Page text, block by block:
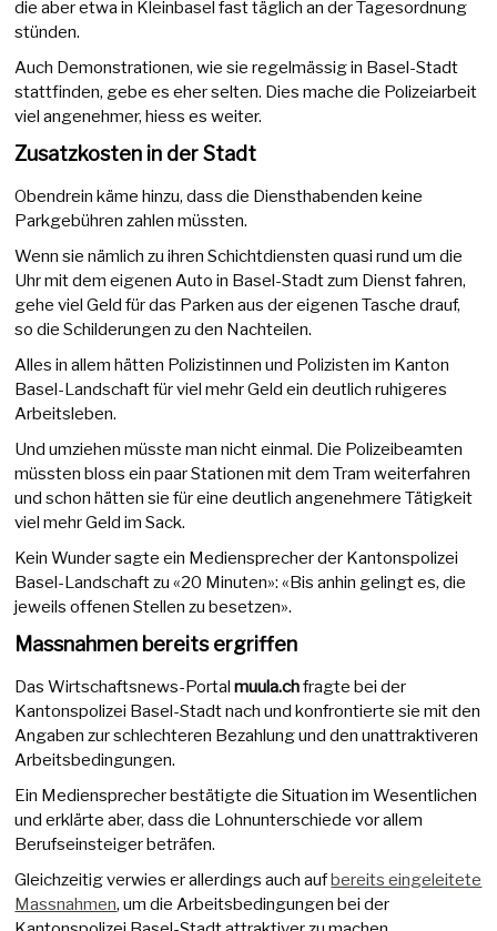
die aber etwa in Kleinbasel fast täglich an der Tagesordnung
stünden.
Auch Demonstrationen, wie sie regelmässig in Basel-Stadt
stattfinden, gebe es eher selten. Dies mache die Polizeiarbeit
viel angenehmer, hiess es weiter.
Zusatzkosten in der Stadt
Obendrein käme hinzu, dass die Diensthabenden keine
Parkgebühren zahlen müssten.
Wenn sie nämlich zu ihren Schichtdiensten quasi rund um die
Uhr mit dem eigenen Auto in Basel-Stadt zum Dienst fahren,
gehe viel Geld für das Parken aus der eigenen Tasche drauf,
so die Schilderungen zu den Nachteilen.
Alles in allem hätten Polizistinnen und Polizisten im Kanton
Basel-Landschaft für viel mehr Geld ein deutlich ruhigeres
Arbeitsleben.
Und umziehen müsste man nicht einmal. Die Polizeibeamten
müssten bloss ein paar Stationen mit dem Tram weiterfahren
und schon hätten sie für eine deutlich angenehmere Tätigkeit
viel mehr Geld im Sack.
Kein Wunder sagte ein Mediensprecher der Kantonspolizei
Basel-Landschaft zu «20 Minuten»: «Bis anhin gelingt es, die
jeweils offenen Stellen zu besetzen».
Massnahmen bereits ergriffen
Das Wirtschaftsnews-Portalmuula.chfragte bei der
Kantonspolizei Basel-Stadt nach und konfrontierte sie mit den
Angaben zur schlechteren Bezahlung und den unattraktiveren
Arbeitsbedingungen.
Ein Mediensprecher bestätigte die Situation im Wesentlichen
und erklärte aber, dass die Lohnunterschiede vor allem
Berufseinsteiger beträfen.
Gleichzeitig verwies er allerdings auch aufbereits eingeleitete
Massnahmen, um die Arbeitsbedingungen bei der